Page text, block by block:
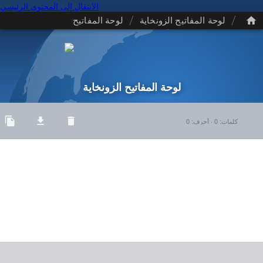
الانتقال إلى المحتوى الرئيسي
/ لوحة المفاتيح الزونخاية / لوحة المفاتيح
لوحة المفاتيح الزونخاية
كلمات:
0
· أحرف:
0